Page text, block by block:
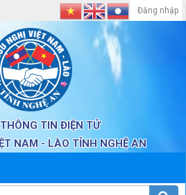
TIN ĐIỆN TỬ
NAM - LÀO TỈNH NGHỆ AN
Đăng nhập